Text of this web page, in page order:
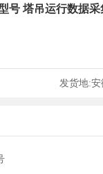
号 塔吊运行数据
发货地:安